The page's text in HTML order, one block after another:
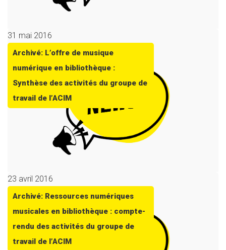
31 mai 2016
Archivé: L’offre de musique
numérique en bibliothèque :
Synthèse des activités du groupe de
travail de l’ACIM
23 avril 2016
Archivé: Ressources numériques
musicales en bibliothèque : compte-
rendu des activités du groupe de
travail de l’ACIM